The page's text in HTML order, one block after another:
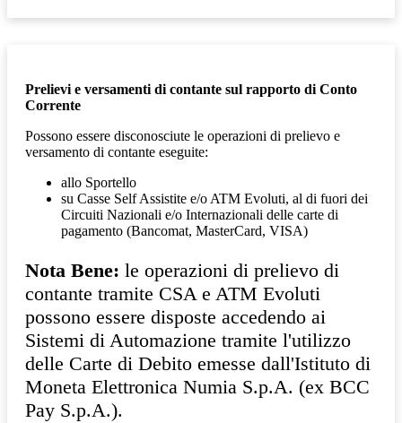
Prelievi e versamenti di contante sul rapporto di Conto
Corrente
Possono essere disconosciute le operazioni di prelievo e
versamento di contante eseguite:
allo Sportello
su Casse Self Assistite e/o ATM Evoluti, al di fuori dei
Circuiti Nazionali e/o Internazionali delle carte di
pagamento (Bancomat, MasterCard, VISA)
Nota Bene: le operazioni di prelievo di
contante tramite CSA e ATM Evoluti
possono essere disposte accedendo ai
Sistemi di Automazione tramite l'utilizzo
delle Carte di Debito emesse dall'Istituto di
Moneta Elettronica Numia S.p.A. (ex BCC
Pay S.p.A.).